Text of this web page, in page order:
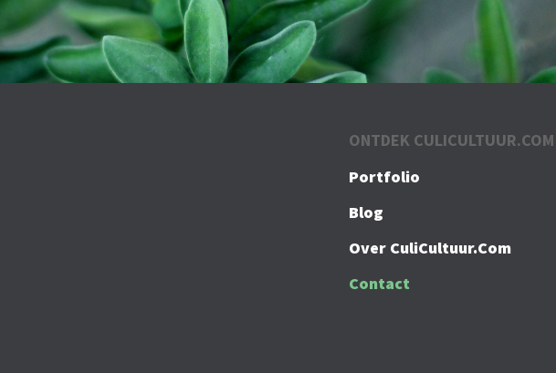
ONTDEK CULICULTUUR.COM
Portfolio
Blog
Over CuliCultuur.Com
Contact